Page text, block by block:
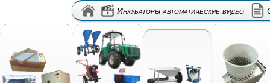
Инкубаторы автоматические видео